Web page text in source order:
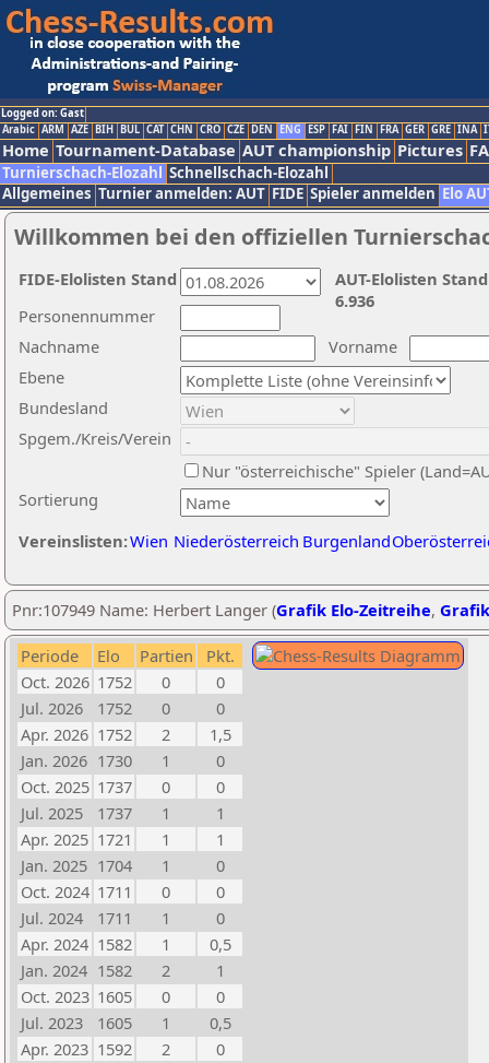
Logged on: Gast
Arabic ARM AZE BIH BUL CAT CHN CRO CZE DEN ENG ESP FAI FIN FRA GER GRE INA
Home Tournament-Database AUT championship Pictures
Turnierschach-Elozahl Schnellschach-Elozahl
Allgemeines Turnier anmelden: AUT FIDE Spieler anmelden Elo
Willkommen bei den offiziellen
Nachname
Vorname
Ebene
Sortierung
Personennummer
Bundesland
Spgem./Kreis/Verein
Nur "österreichische" Spieler
Vereinslisten:Wien Niederösterreich Burgenland
AUT-Elolisten
6.936
FIDE-Elolisten Stand
Pnr:107949 Name: Herbert Langer (Grafik Elo-Zeitreihe,
Periode Elo Partien
Pkt.
Oct. 2026 1752 0
0
Jul. 2026
1752 0
0
Apr. 2026 1752 2
1,5
Jan. 2026 1730 1
0
Oct. 2025 1737 0
0
Jul. 2025
1737 1
1
Apr. 2025 1721 1
1
Jan. 2025 1704 1
0
Oct. 2024 1711 0
0
Jul. 2024
1711 1
0
Apr. 2024 1582 1
0,5
Jan. 2024 1582 2
1
Oct. 2023 1605 0
0
Jul. 2023
1605 1
0,5
Apr. 2023 1592 2
0